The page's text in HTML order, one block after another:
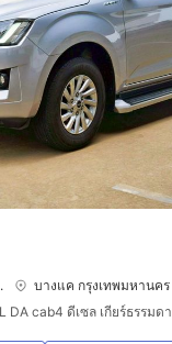
บางแค กรุงเทพมหานคร
DA cab4 ดีเซล เกียร์ธรรมดา